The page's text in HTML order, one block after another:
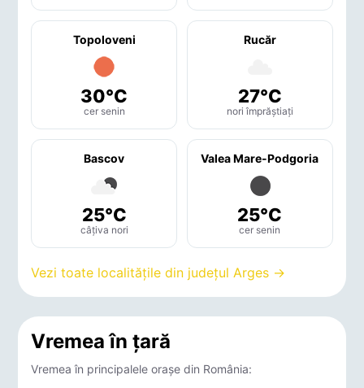
Topoloveni
30°C
cer senin
Rucăr
27°C
nori împrăștiați
Bascov
25°C
câțiva nori
Valea Mare-Podgoria
25°C
cer senin
Vezi toate localitățile din județul Arges →
Vremea în țară
Vremea în principalele orașe din România: